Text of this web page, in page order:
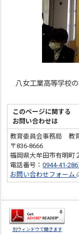
八女工業高等学校の
このページに関する
お問い合わせは
教育委員会事務局 教
〒836-8666
福岡県大牟田市有明町
電話番号：0944-41-
お問い合わせフォーム
別ウィンドウで開きます